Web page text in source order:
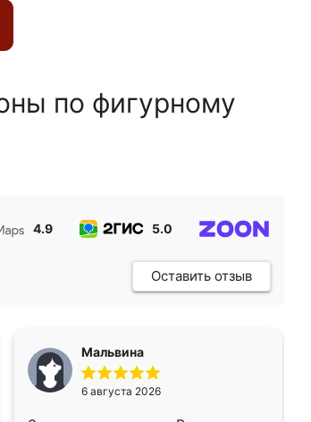
по фигурному
4.9 5.0
Оставить отзыв
Мальвина
6 августа 2026